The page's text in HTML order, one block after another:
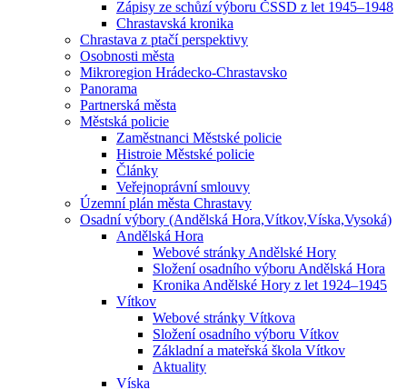
Zápisy ze schůzí výboru ČSSD z let 1945–1948
Chrastavská kronika
Chrastava z ptačí perspektivy
Osobnosti města
Mikroregion Hrádecko-Chrastavsko
Panorama
Partnerská města
Městská policie
Zaměstnanci Městské policie
Histroie Městské policie
Články
Veřejnoprávní smlouvy
Územní plán města Chrastavy
Osadní výbory (Andělská Hora,Vítkov,Víska,Vysoká)
Andělská Hora
Webové stránky Andělské Hory
Složení osadního výboru Andělská Hora
Kronika Andělské Hory z let 1924–1945
Vítkov
Webové stránky Vítkova
Složení osadního výboru Vítkov
Základní a mateřská škola Vítkov
Aktuality
Víska